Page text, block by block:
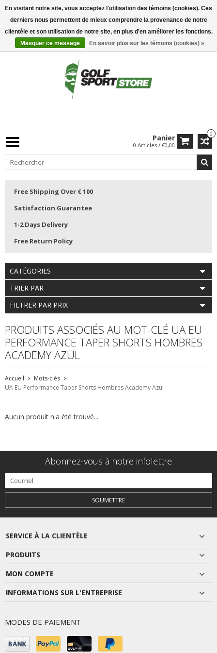
0
Panier
0 Articles / €0,00
Free Shipping Over € 100
Satisfaction Guarantee
1-2 Days Delivery
Free Return Policy
CATÉGORIES
TRIER PAR
FILTRER PAR PRIX
PRODUITS ASSOCIÉS AU MOT-CLÉ UA EU
PERFORMANCE TAPER SHORTS HOMBRES
ACADEMY AZUL
Accueil
Mots-clés
UA EU Performance Taper Shorts Hombres Academy Azul
Aucun produit n'a été trouvé...
Abonnez-vous à notre infolettre
SOUMETTRE
SERVICE À LA CLIENTÈLE
PRODUITS
MON COMPTE
INFORMATIONS SUR L'ENTREPRISE
MODES DE PAIEMENT
En visitant notre site, vous acceptez l'utilisation des témoins (cookies). Ces
derniers nous permettent de mieux comprendre la provenance de notre
clientèle et son utilisation de notre site, en plus d'en améliorer les fonctions.
Masquer ce message
En savoir plus sur les témoins (cookies) »